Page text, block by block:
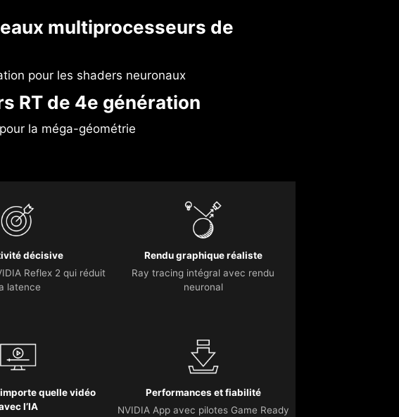
multiprocesseurs de
pour les shaders neuronaux
RT de 4e génération
la méga-géométrie
décisive
Reflex 2 qui réduit
latence
Rendu graphique réaliste
Ray tracing intégral avec rendu
neuronal
quelle vidéo
l’IA
Performances et fiabilité
NVIDIA App avec pilotes Game Ready